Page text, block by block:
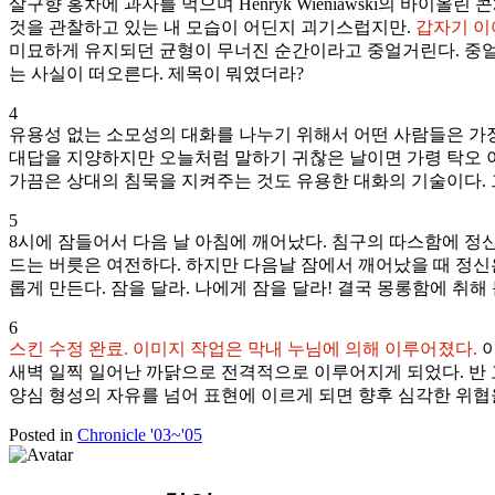
것을 관찰하고 있는 내 모습이 어딘지 괴기스럽지만. 갑자기 이
미묘하게 유지되던 균형이 무너진 순간이라고 중얼거린다.
는 사실이 떠오른다. 제목이 뭐였더라?
4
유용성 없는 소모성의 대화를 나누기 위해서 어떤 사람들은
대답을 지양하지만 오늘처럼 말하기 귀찮은 날이면 가령 탁
가끔은 상대의 침묵을 지켜주는 것도 유용한 대화의 기술이다
5
8시에 잠들어서 다음 날 아침에 깨어났다. 침구의 따스함에
드는 버릇은 여전하다. 하지만 다음날 잠에서 깨어났을 때 정
롭게 만든다. 잠을 달라. 나에게 잠을 달라! 결국 몽롱함에 취
6
스킨 수정 완료. 이미지 작업은 막내 누님에 의해 이루어졌다.
새벽 일찍 일어난 까닭으로 전격적으로 이루어지게 되었다.
양심 형성의 자유를 넘어 표현에 이르게 되면 향후 심각한 위
Posted in Chronicle '03~'05